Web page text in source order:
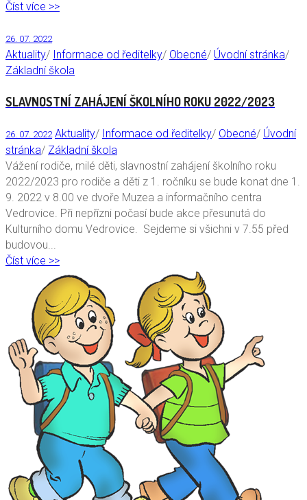
Číst více >>
26. 07. 2022
Aktuality/ Informace od ředitelky/ Obecné/ Úvodní stránka/
Základní škola
SLAVNOSTNÍ ZAHÁJENÍ ŠKOLNÍHO ROKU 2022/2023
26. 07. 2022 Aktuality/ Informace od ředitelky/ Obecné/ Úvodní
stránka/ Základní škola
Vážení rodiče, milé děti, slavnostní zahájení školního roku
2022/2023 pro rodiče a děti z 1. ročníku se bude konat dne 1.
9. 2022 v 8.00 ve dvoře Muzea a informačního centra
Vedrovice. Při nepřízni počasí bude akce přesunutá do
Kulturního domu Vedrovice. Sejdeme si všichni v 7.55 před
budovou...
Číst více >>